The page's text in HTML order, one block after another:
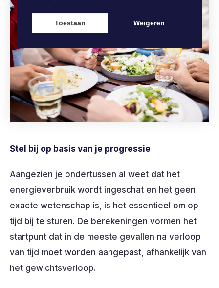
Toestaan Weigeren
Stel bij op basis van je progressie
Aangezien je ondertussen al weet dat het
energieverbruik wordt ingeschat en het geen
exacte wetenschap is, is het essentieel om op
tijd bij te sturen. De berekeningen vormen het
startpunt dat in de meeste gevallen na verloop
van tijd moet worden aangepast, afhankelijk van
het gewichtsverloop.